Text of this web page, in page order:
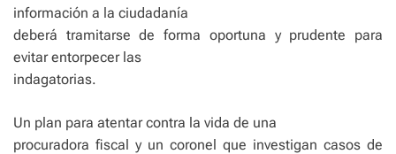
información a la ciudadanía
deberá tramitarse de forma oportuna y prudente para
evitar entorpecer las
indagatorias.
Un plan para atentar contra la vida de una
procuradora fiscal y un coronel que investigan casos de